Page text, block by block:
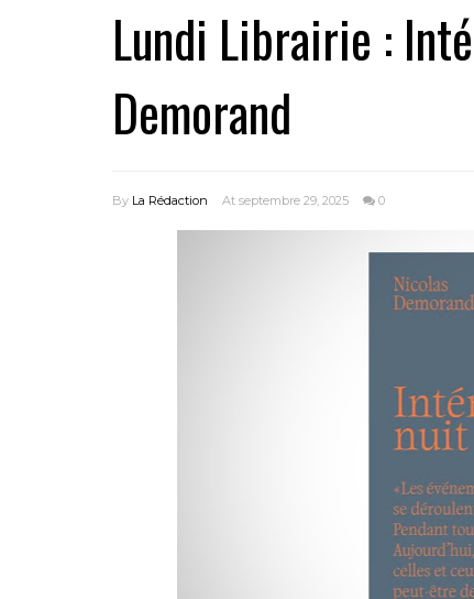
Lundi Librairie :
Demorand
By La Rédaction At septembre 29, 2025 0